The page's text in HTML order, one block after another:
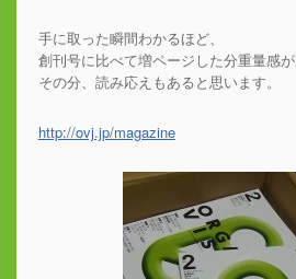
手に取った瞬間わかるほど、
創刊号に比べて増ページした分重量感が
その分、読み応えもあると思います。
http://ovj.jp/magazine